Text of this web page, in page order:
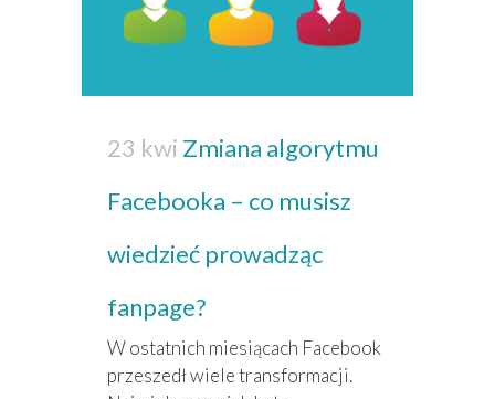
23 kwi Zmiana algorytmu
Facebooka – co musisz
wiedzieć prowadząc
fanpage?
W ostatnich miesiącach Facebook
przeszedł wiele transformacji.